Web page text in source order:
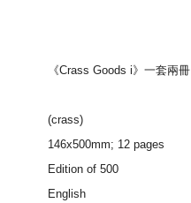
《Crass Goods i》一套兩冊
(crass)
146x500mm; 12 pages
Edition of 500
English